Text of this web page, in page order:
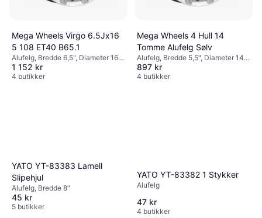
Mega Wheels Virgo 6.5Jx16
5 108 ET40 B65.1
Alufelg, Bredde 6,5", Diameter 16",
Svart, Sølv
1 152 kr
4 butikker
Mega Wheels 4 Hull 14
Tomme Alufelg Sølv
Alufelg, Bredde 5,5", Diameter 14",
Svart, Sølv
897 kr
4 butikker
YATO YT-83383 Lamell
Slipehjul
Alufelg, Bredde 8"
45 kr
5 butikker
YATO YT-83382 1 Stykker
Alufelg
47 kr
4 butikker